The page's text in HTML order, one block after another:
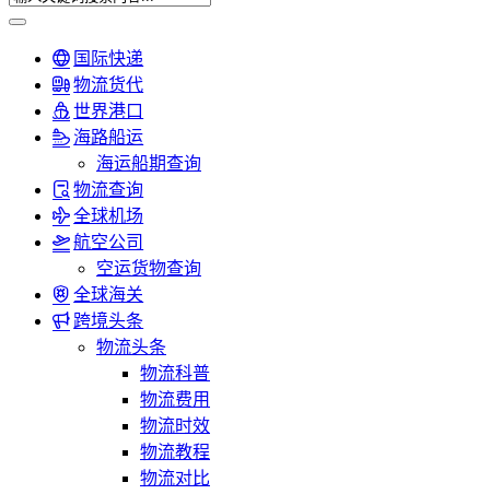
国际快递
物流货代
世界港口
海路船运
海运船期查询
物流查询
全球机场
航空公司
空运货物查询
全球海关
跨境头条
物流头条
物流科普
物流费用
物流时效
物流教程
物流对比